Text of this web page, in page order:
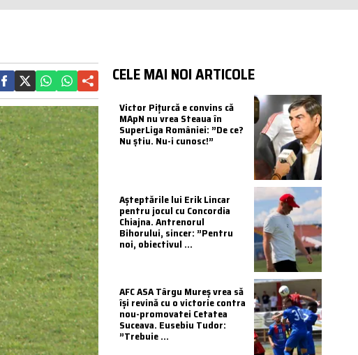
CELE MAI NOI ARTICOLE
Victor Pițurcă e convins că
MApN nu vrea Steaua în
SuperLiga României: ”De ce?
Nu știu. Nu-i cunosc!”
Așteptările lui Erik Lincar
pentru jocul cu Concordia
Chiajna. Antrenorul
Bihorului, sincer: ”Pentru
noi, obiectivul ...
AFC ASA Târgu Mureș vrea să
își revină cu o victorie contra
nou-promovatei Cetatea
Suceava. Eusebiu Tudor:
”Trebuie ...